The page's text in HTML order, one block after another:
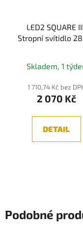
LED2 SQUARE
Stropní svítidlo
Skladem, 1
1 710,74 Kč bez
2 070 Kč
DETAIL
Podobné